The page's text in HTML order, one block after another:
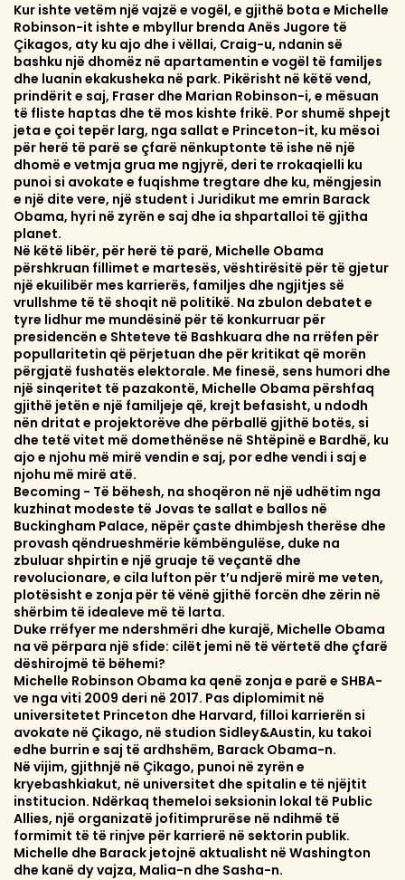
Kur ishte vetëm një vajzë e vogël, e gjithë bota e Michelle
Robinson-it ishte e mbyllur brenda Anës Jugore të
Çikagos, aty ku ajo dhe i vëllai, Craig-u, ndanin së
bashku një dhomëz në apartamentin e vogël të familjes
dhe luanin ekakusheka në park. Pikërisht në këtë vend,
prindërit e saj, Fraser dhe Marian Robinson-i, e mësuan
të fliste haptas dhe të mos kishte frikë. Por shumë shpejt
jeta e çoi tepër larg, nga sallat e Princeton-it, ku mësoi
për herë të parë se çfarë nënkuptonte të ishe në një
dhomë e vetmja grua me ngjyrë, deri te rrokaqielli ku
punoi si avokate e fuqishme tregtare dhe ku, mëngjesin
e një dite vere, një student i Juridikut me emrin Barack
Obama, hyri në zyrën e saj dhe ia shpartalloi të gjitha
planet.
Në këtë libër, për herë të parë, Michelle Obama
përshkruan fillimet e martesës, vështirësitë për të gjetur
një ekuilibër mes karrierës, familjes dhe ngjitjes së
vrullshme të të shoqit në politikë. Na zbulon debatet e
tyre lidhur me mundësinë për të konkurruar për
presidencën e Shteteve të Bashkuara dhe na rrëfen për
popullaritetin që përjetuan dhe për kritikat që morën
përgjatë fushatës elektorale. Me finesë, sens humori dhe
një sinqeritet të pazakontë, Michelle Obama përshfaq
gjithë jetën e një familjeje që, krejt befasisht, u ndodh
nën dritat e projektorëve dhe përballë gjithë botës, si
dhe tetë vitet më domethënëse në Shtëpinë e Bardhë, ku
ajo e njohu më mirë vendin e saj, por edhe vendi i saj e
njohu më mirë atë.
Becoming - Të bëhesh, na shoqëron në një udhëtim nga
kuzhinat modeste të Jovas te sallat e ballos në
Buckingham Palace, nëpër çaste dhimbjesh therëse dhe
provash qëndrueshmërie këmbëngulëse, duke na
zbuluar shpirtin e një gruaje të veçantë dhe
revolucionare, e cila lufton për t’u ndjerë mirë me veten,
plotësisht e zonja për të vënë gjithë forcën dhe zërin në
shërbim të idealeve më të larta.
Duke rrëfyer me ndershmëri dhe kurajë, Michelle Obama
na vë përpara një sfide: cilët jemi në të vërtetë dhe çfarë
dëshirojmë të bëhemi?
Michelle Robinson Obama ka qenë zonja e parë e SHBA-
ve nga viti 2009 deri në 2017. Pas diplomimit në
universitetet Princeton dhe Harvard, filloi karrierën si
avokate në Çikago, në studion Sidley&Austin, ku takoi
edhe burrin e saj të ardhshëm, Barack Obama-n.
Në vijim, gjithnjë në Çikago, punoi në zyrën e
kryebashkiakut, në universitet dhe spitalin e të njëjtit
institucion. Ndërkaq themeloi seksionin lokal të Public
Allies, një organizatë jofitimprurëse në ndihmë të
formimit të të rinjve për karrierë në sektorin publik.
Michelle dhe Barack jetojnë aktualisht në Washington
dhe kanë dy vajza, Malia-n dhe Sasha-n.